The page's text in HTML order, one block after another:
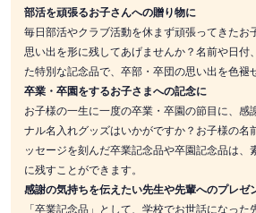
部活を頑張るお子さんへの贈り物に
毎日部活やクラブ活動を休まず頑張ってきたお
思い出を形に残してあげませんか？名前や日付
た特別な記念品で、卒部・卒団の思い出を色褪
卒業・卒園をするお子さまへの記念に
お子様の一生に一度の卒業・卒園の節目に、感
ナル名入れグッズはいかがですか？お子様の名
ッセージを刻んだ卒業記念品や卒園記念品は、
に残すことができます。
感謝の気持ちを伝えたい先生や先輩へのプレゼ
「卒業記念品」として、学校でお世話になっ